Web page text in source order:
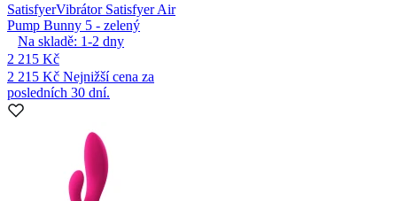
SatisfyerVibrátor Satisfyer Air
Pump Bunny 5 - zelený
Na skladě: 1-2 dny
2 215 Kč
2 215 Kč Nejnižší cena za
posledních 30 dní.